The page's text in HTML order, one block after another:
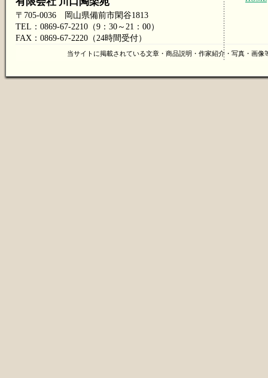
〒705-0036 岡山県備前市閑谷1813
TEL：0869-67-2210（9：30～21：00）
FAX：0869-67-2220（24時間受付）
当サイトに掲載されている文章・商品説明・作家紹介・写真・画